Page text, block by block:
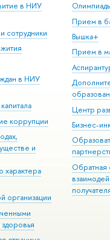
в НИУ
сотрудники
в НИУ
коррупции
и
характера
организации
Прием в
Вышка+
Прием в
Центр
Бизнес-
Обратная